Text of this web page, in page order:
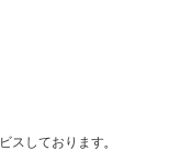
スしております。